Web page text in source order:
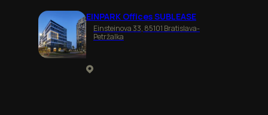
EINPARK Offices SUBLEASE
Einsteinova 33, 85101 Bratislava-
Petržalka